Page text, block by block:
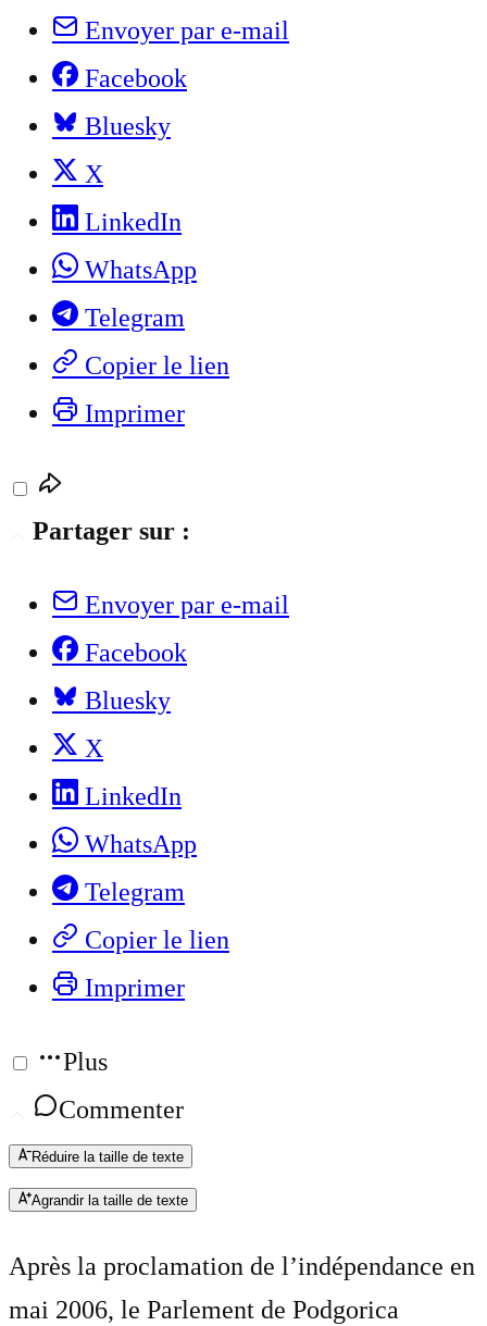
Envoyer par e-mail
Facebook
Bluesky
X
LinkedIn
WhatsApp
Telegram
Copier le lien
Imprimer
Partager sur :
Envoyer par e-mail
Facebook
Bluesky
X
LinkedIn
WhatsApp
Telegram
Copier le lien
Imprimer
Plus
Commenter
Réduire la taille de texte
Agrandir la taille de texte
Après la proclamation de l’indépendance en
mai 2006, le Parlement de Podgorica